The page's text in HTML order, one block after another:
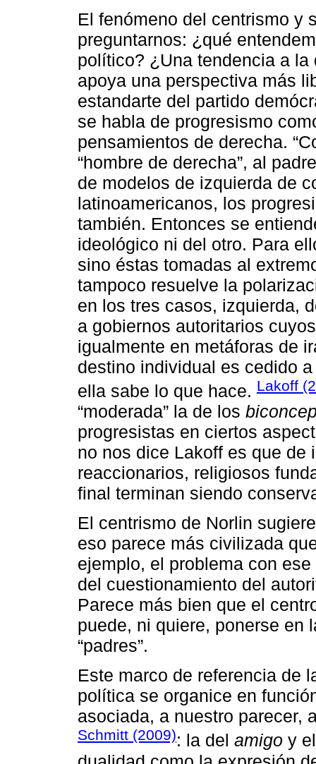
El fenómeno del centrismo y
preguntarnos: ¿qué
político? ¿Una tendencia a
apoya una perspectiva más
estandarte del partido
se habla de progresismo
pensamientos de derecha.
“hombre de derecha”, al
de modelos de izquierda de
latinoamericanos, los
también. Entonces se
ideológico ni del otro. Para
sino éstas tomadas al
tampoco resuelve la
en los tres casos, izquierda,
a gobiernos autoritarios
igualmente en metáforas de
destino individual es cedido
ella sabe lo que hace. Lakoff
“moderada” la de los
progresistas en ciertos
no nos dice Lakoff es que de
reaccionarios, religiosos
final terminan siendo
El centrismo de Norlin
eso parece más civilizada
ejemplo, el problema con
del cuestionamiento del
Parece más bien que el
puede, ni quiere, ponerse en
“padres”.
Este marco de referencia de
política se organice en
asociada, a nuestro parecer,
Schmitt (2009): la del amigo y